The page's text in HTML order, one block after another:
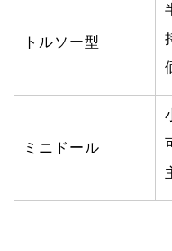
トルソー型
ミニドール